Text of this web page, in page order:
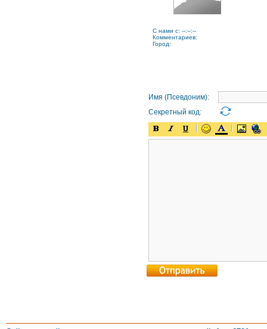
C нами с: --:--:--
Комментариев:
Город:
Имя (Псевдоним):
Секретный код: